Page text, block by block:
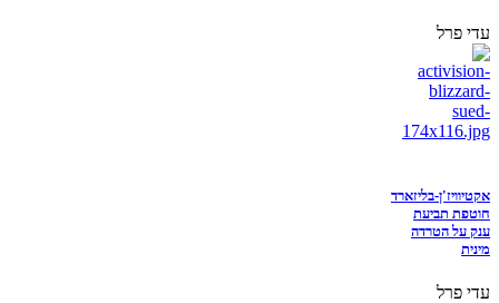
עדי פרל
אקטיוויז'ן-בליזארד
חוטפת תביעת
ענק על הטרדה
מינית
עדי פרל